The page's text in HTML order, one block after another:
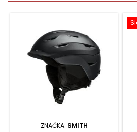
ZNAČKA: SMITH